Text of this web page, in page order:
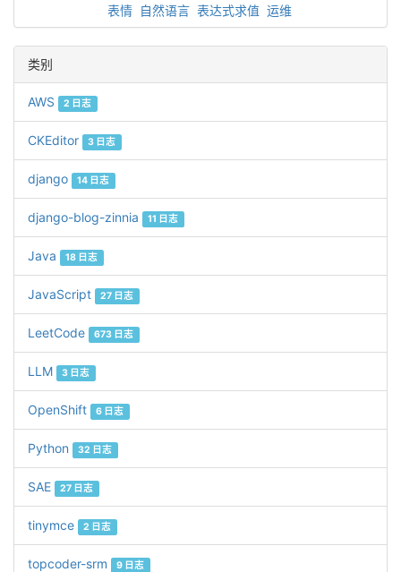
表情 自然语言 表达式求值 运维
类别
AWS 2 日志
CKEditor 3 日志
django 14 日志
django-blog-zinnia 11 日志
Java 18 日志
JavaScript 27 日志
LeetCode 673 日志
LLM 3 日志
OpenShift 6 日志
Python 32 日志
SAE 27 日志
tinymce 2 日志
topcoder-srm 9 日志